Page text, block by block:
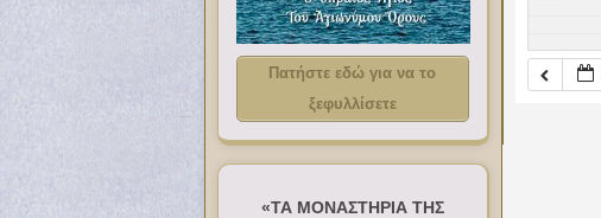
Πατήστε εδώ για να το
ξεφυλλίσετε
«ΤΑ ΜΟΝΑΣΤΗΡΙΑ ΤΗΣ